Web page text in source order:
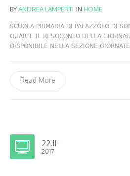
BYANDREA LAMPERTI IN HOME
SCUOLA PRIMARIA DI PALAZZOLO DI
QUARTE IL RESOCONTO DELLA
DISPONIBILE NELLA SEZIONE
Read More
22.11
2017